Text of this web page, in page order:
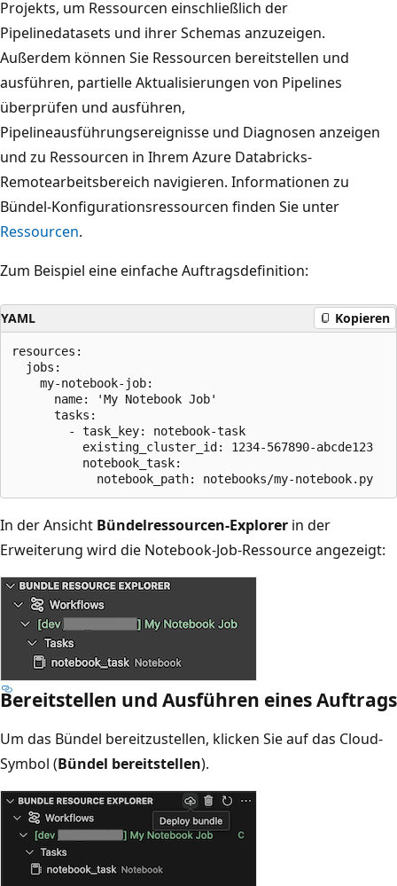
Projekts, um Ressourcen einschließlich der
Pipelinedatasets und ihrer Schemas anzuzeigen.
Außerdem können Sie Ressourcen bereitstellen und
ausführen, partielle Aktualisierungen von Pipelines
überprüfen und ausführen,
Pipelineausführungsereignisse und Diagnosen anzeigen
und zu Ressourcen in Ihrem Azure Databricks-
Remotearbeitsbereich navigieren. Informationen zu
Bündel-Konfigurationsressourcen finden Sie unter
Ressourcen.
Zum Beispiel eine einfache Auftragsdefinition:
YAML Kopieren
resources:
  jobs:
    my-notebook-job:
      name: 'My Notebook Job'
      tasks:
        - task_key: notebook-task
          existing_cluster_id: 1234-567890-abcde123
          notebook_task:
In der Ansicht Bündelressourcen-Explorer in der
Erweiterung wird die Notebook-Job-Ressource angezeigt:
Bereitstellen und Ausführen eines Auftrags
Um das Bündel bereitzustellen, klicken Sie auf das Cloud-
Symbol (Bündel bereitstellen).